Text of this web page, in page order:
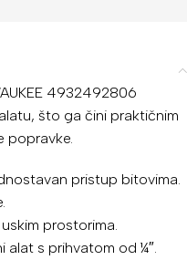
4932492806
što ga čini praktičnim
popravke.
pristup bitovima.
prostorima.
alat s prihvatom od ¼″.